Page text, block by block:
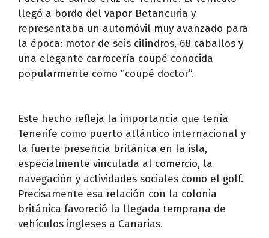
llegó a bordo del vapor Betancuria y
representaba un automóvil muy avanzado para
la época: motor de seis cilindros, 68 caballos y
una elegante carrocería coupé conocida
popularmente como “coupé doctor”.
Este hecho refleja la importancia que tenía
Tenerife como puerto atlántico internacional y
la fuerte presencia británica en la isla,
especialmente vinculada al comercio, la
navegación y actividades sociales como el golf.
Precisamente esa relación con la colonia
británica favoreció la llegada temprana de
vehículos ingleses a Canarias.